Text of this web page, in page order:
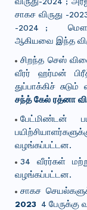
விருது-2024 ;
சாகச விருது -
-2024 ;
ஆகியவை இந்த
சிறந்த செஸ்
வீரர் ஹர்மன்
துப்பாக்கிச்
சந்த் கேல் ரத்னா
பேட்மிண்டன்
வழங்கப்பட்டன.
34 வீரர்கள்
வழங்கப்பட்டன.
சாகச
2023 4 பேருக்கு